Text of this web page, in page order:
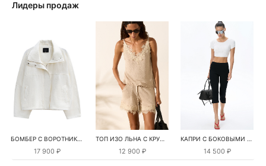
Лидеры продаж
БОМБЕР С ВОРОТНИКОМ-СТОЙКОЙ
17 900 ₽
ТОП ИЗО ЛЬНА С КРУЖЕВОМ
12 900 ₽
КАПРИ С БОКОВЫМИ РАЗРЕЗАМИ
14 500 ₽